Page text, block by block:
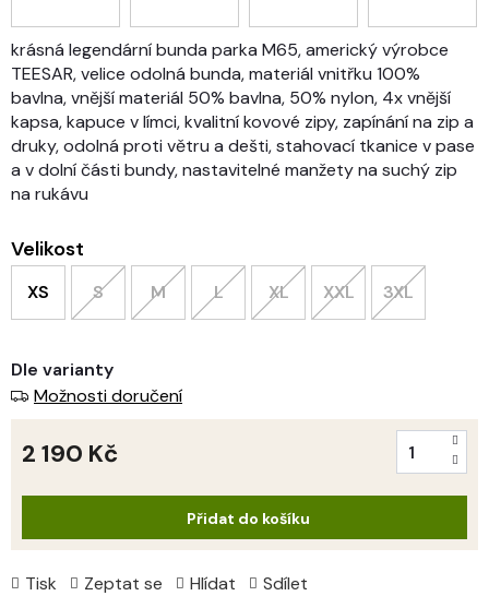
Velikost
XS S M L XL XXL 3XL
krásná legendární bunda parka M65, americký výrobce
TEESAR, velice odolná bunda, materiál vnitřku 100%
bavlna, vnější materiál 50% bavlna, 50% nylon, 4x vnější
kapsa, kapuce v límci, kvalitní kovové zipy, zapínání na zip a
druky, odolná proti větru a dešti, stahovací tkanice v pase
a v dolní části bundy, nastavitelné manžety na suchý zip
na rukávu
Tisk Zeptat se Hlídat Sdílet
Dle varianty
Možnosti doručení
2 190 Kč
Přidat do košíku